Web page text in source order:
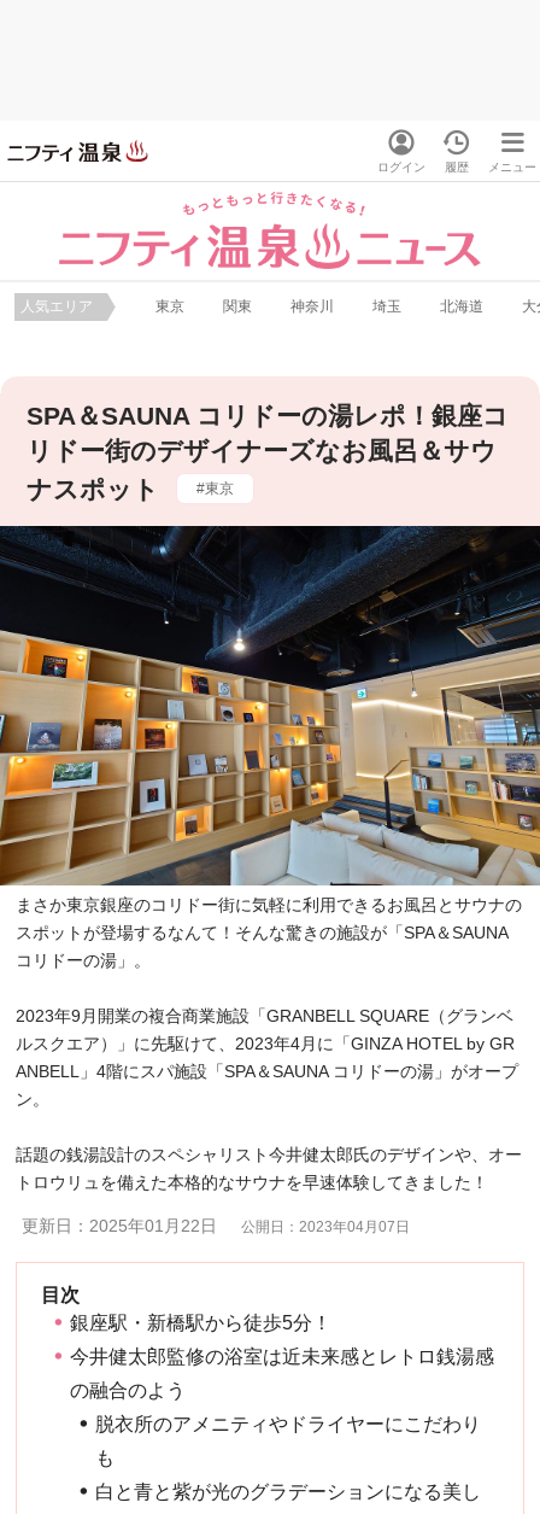
ログイン 履歴 メニュー
人気エリア 東京 関東 神奈川 埼玉 北海道 大
SPA＆SAUNA コリドーの湯レポ！銀座コ
リドー街のデザイナーズなお風呂＆サウ
ナスポット
東京
まさか東京銀座のコリドー街に気軽に利用できるお風呂とサウナの
スポットが登場するなんて！そんな驚きの施設が「SPA＆SAUNA
コリドーの湯」。
2023年9月開業の複合商業施設「GRANBELL SQUARE（グランベ
ルスクエア）」に先駆けて、2023年4月に「GINZA HOTEL by GR
ANBELL」4階にスパ施設「SPA＆SAUNA コリドーの湯」がオープ
ン。
話題の銭湯設計のスペシャリスト今井健太郎氏のデザインや、オー
トロウリュを備えた本格的なサウナを早速体験してきました！
更新日：2025年01月22日 公開日：2023年04月07日
銀座駅・新橋駅から徒歩5分！
今井健太郎監修の浴室は近未来感とレトロ銭湯感
の融合のよう
脱衣所のアメニティやドライヤーにこだわり
も
白と青と紫が光のグラデーションになる美し